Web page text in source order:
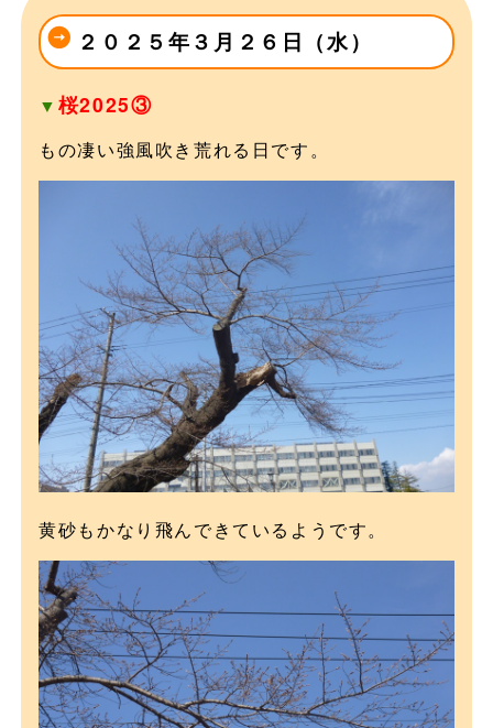
２０２５年３月２６日（水）
▼ 桜2025③
もの凄い強風吹き荒れる日です。
黄砂もかなり飛んできているようです。